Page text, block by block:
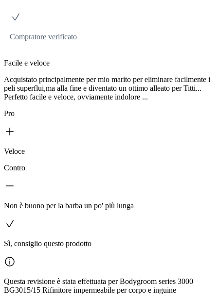
Compratore verificato
Facile e veloce
Acquistato principalmente per mio marito per eliminare facilmente i
peli superflui,ma alla fine e diventato un ottimo alleato per Titti...
Perfetto facile e veloce, ovviamente indolore ...
Pro
Veloce
Contro
Non è buono per la barba un po' più lunga
Sì, consiglio questo prodotto
Questa revisione è stata effettuata per Bodygroom series 3000
BG3015/15 Rifinitore impermeabile per corpo e inguine